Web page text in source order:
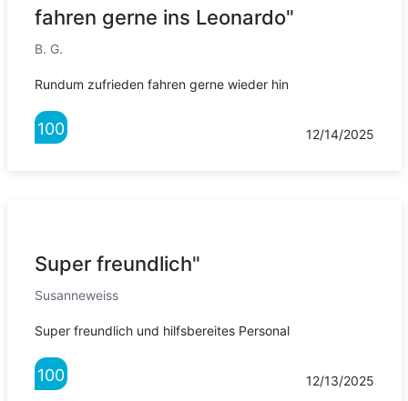
fahren gerne ins Leonardo"
B. G.
Rundum zufrieden fahren gerne wieder hin
100 12/14/2025
Super freundlich"
Susanneweiss
Super freundlich und hilfsbereites Personal
100 12/13/2025